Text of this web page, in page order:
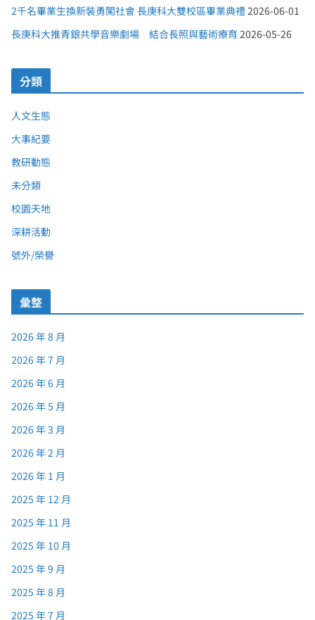
2千名畢業生換新裝勇闖社會 長庚科大雙校區畢業典禮 2026-06-01
長庚科大推青銀共學音樂劇場 結合長照與藝術療育 2026-05-26
分類
人文生態
大事紀要
教研動態
未分類
校園天地
深耕活動
號外/榮譽
彙整
2026 年 8 月
2026 年 7 月
2026 年 6 月
2026 年 5 月
2026 年 3 月
2026 年 2 月
2026 年 1 月
2025 年 12 月
2025 年 11 月
2025 年 10 月
2025 年 9 月
2025 年 8 月
2025 年 7 月